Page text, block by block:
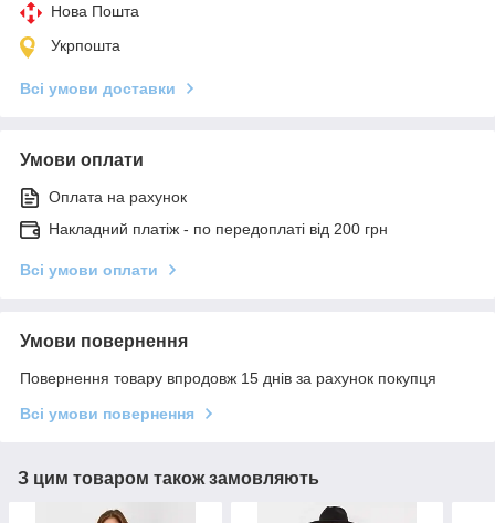
Нова Пошта
Укрпошта
Всі умови доставки
Умови оплати
Оплата на рахунок
Накладний платіж - по передоплаті від 200 грн
Всі умови оплати
Умови повернення
Повернення товару впродовж 15 днів за рахунок покупця
Всі умови повернення
З цим товаром також замовляють